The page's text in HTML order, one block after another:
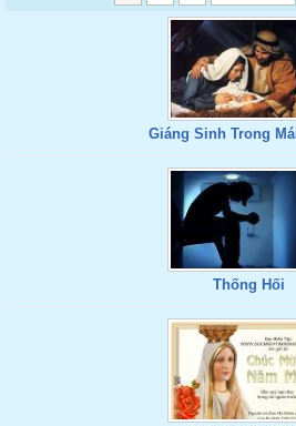
Giáng Sinh Trong
Thống Hối